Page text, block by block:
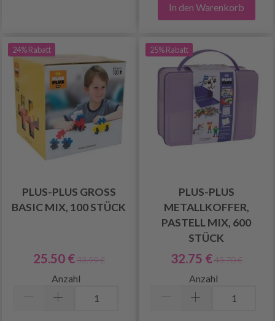
In den Warenkorb
24% Rabatt
PLUS-PLUS GROSS
BASIC MIX, 100 STÜCK
25.50 € 33.99 €
Anzahl
25% Rabatt
PLUS-PLUS
METALLKOFFER,
PASTELL MIX, 600
STÜCK
32.75 € 43.70 €
Anzahl